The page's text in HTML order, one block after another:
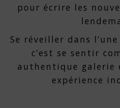
pour écrire les
Se réveiller dans
c’est se sentir
authentique galerie
expérience